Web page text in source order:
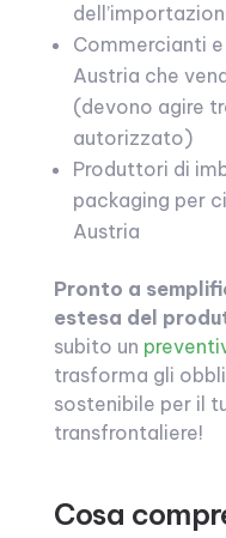
Commercianti
Austria che
(devono agire
autorizzato)
Produttori di
packaging per
Austria
Pronto a
estesa del
subito un
trasforma gli
sostenibile per il
transfrontaliere!
Cosa